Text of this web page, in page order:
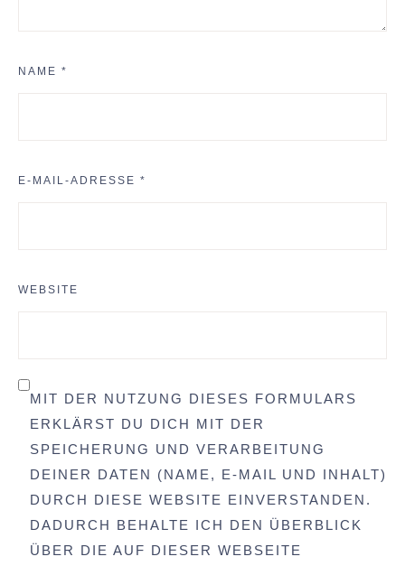
NAME *
E-MAIL-ADRESSE *
WEBSITE
MIT DER NUTZUNG DIESES FORMULARS
ERKLÄRST DU DICH MIT DER
SPEICHERUNG UND VERARBEITUNG
DEINER DATEN (NAME, E-MAIL UND INHALT)
DURCH DIESE WEBSITE EINVERSTANDEN.
DADURCH BEHALTE ICH DEN ÜBERBLICK
ÜBER DIE AUF DIESER WEBSEITE